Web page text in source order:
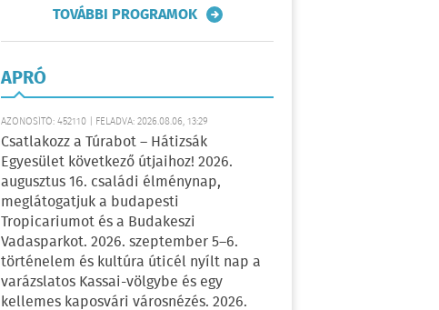
TOVÁBBI PROGRAMOK
APRÓ
AZONOSÍTÓ: 452110 | FELADVA: 2026.08.06, 13:29
Csatlakozz a Túrabot – Hátizsák
Egyesület következő útjaihoz! 2026.
augusztus 16. családi élménynap,
meglátogatjuk a budapesti
Tropicariumot és a Budakeszi
Vadasparkot. 2026. szeptember 5–6.
történelem és kultúra úticél nyílt nap a
varázslatos Kassai-völgybe és egy
kellemes kaposvári városnézés. 2026.